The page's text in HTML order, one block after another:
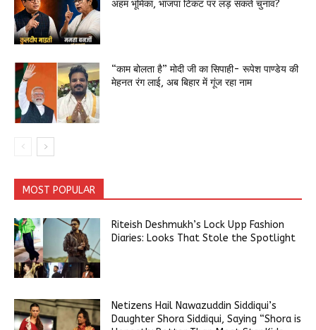
अहम भूमिका, भाजपा टिकट पर लड़ सकते चुनाव?
“काम बोलता है” मोदी जी का सिपाही- रूपेश पाण्डेय की
मेहनत रंग लाई, अब बिहार में गूंज रहा नाम
MOST POPULAR
Riteish Deshmukh’s Lock Upp Fashion
Diaries: Looks That Stole the Spotlight
Netizens Hail Nawazuddin Siddiqui’s
Daughter Shora Siddiqui, Saying “Shora is